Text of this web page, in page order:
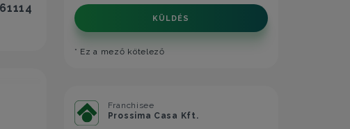
KÜLDÉS
* Ez a mező kötelező
Franchisee
Prossima Casa Kft.